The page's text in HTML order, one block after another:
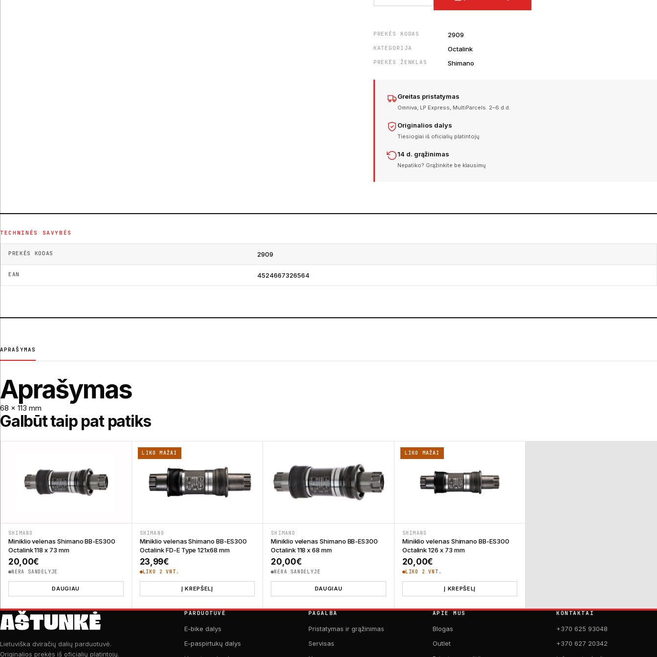
PREKĖS KODAS 2909
KATEGORIJA Octalink
PREKĖS ŽENKLAS Shimano
Greitas pristatymas
Omniva, LP Express, MultiParcels. 2–6 d.d.
Originalios dalys
Tiesiogiai iš oficialių platintojų
14 d. grąžinimas
Nepatiko? Grąžinkite be klausimų
TECHNINĖS SAVYBĖS
PREKĖS KODAS 2909
EAN 4524667326564
APRAŠYMAS
Aprašymas
68 x 113 mm
Galbūt taip pat patiks
SHIMANO
Miniklio velenas Shimano BB-ES300
Octalink 118 x 73 mm
20,00€
NĖRA SANDĖLYJE
DAUGIAU
LIKO MAŽAI
SHIMANO
Miniklio velenas Shimano BB-ES300
Octalink FD-E Type 121x68 mm
23,99€
LIKO 2 VNT.
Į KREPŠELĮ
SHIMANO
Miniklio velenas Shimano BB-ES300
Octalink 118 x 68 mm
20,00€
NĖRA SANDĖLYJE
DAUGIAU
LIKO MAŽAI
SHIMANO
Miniklio velenas Shimano BB-ES300
Octalink 126 x 73 mm
20,00€
LIKO 2 VNT.
Į KREPŠELĮ
Lietuviška dviračių dalių parduotuvė.
Originalios prekės iš oficialių platintojų.
PARDUOTUVĖ
E-bike dalys
E-paspirtukų dalys
PAGALBA
Pristatymas ir grąžinimas
Servisas
APIE MUS
Blogas
Outlet
KONTAKTAI
+370 625 93048
+370 627 20342